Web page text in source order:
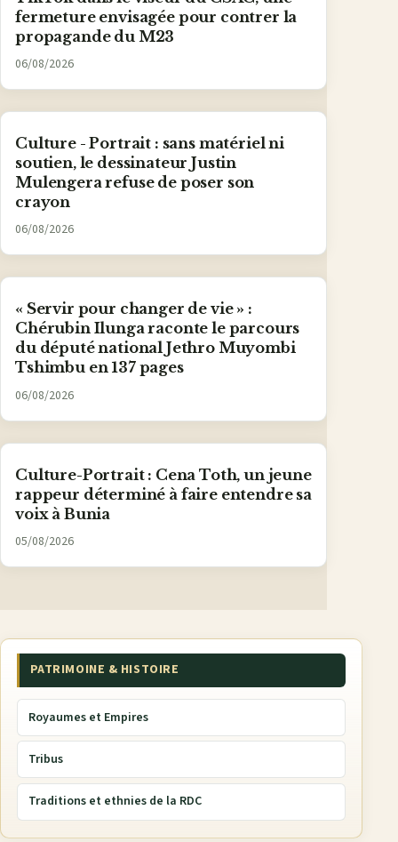
fermeture envisagée pour contrer la
propagande du M23
06/08/2026
Culture - Portrait : sans matériel ni
soutien, le dessinateur Justin
Mulengera refuse de poser son
crayon
06/08/2026
« Servir pour changer de vie » :
Chérubin Ilunga raconte le parcours
du député national Jethro Muyombi
Tshimbu en 137 pages
06/08/2026
Culture-Portrait : Cena Toth, un jeune
rappeur déterminé à faire entendre sa
voix à Bunia
05/08/2026
PATRIMOINE & HISTOIRE
Royaumes et Empires
Tribus
Traditions et ethnies de la RDC